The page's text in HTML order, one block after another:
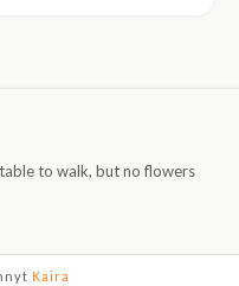
to walk, but no flowers
Kaira